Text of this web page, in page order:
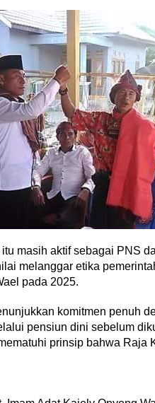
masih aktif sebagai PNS
melanggar etika
pada 2025.
komitmen penuh
pensiun dini sebelum
prinsip bahwa Raja